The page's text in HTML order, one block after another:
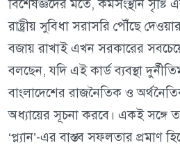
বিশেষজ্ঞদের মতে, কর্মসংস্থান সৃষ্টি
রাষ্ট্রীয় সুবিধা সরাসরি পৌঁছে
বজায় রাখাই এখন সরকারের
বলছেন, যদি এই কার্ড ব্যবস্থা
বাংলাদেশের রাজনৈতিক ও
অধ্যায়ের সূচনা করবে। একই সঙ্গে
‘প্ল্যান’-এর বাস্তব সফলতার প্রমাণ